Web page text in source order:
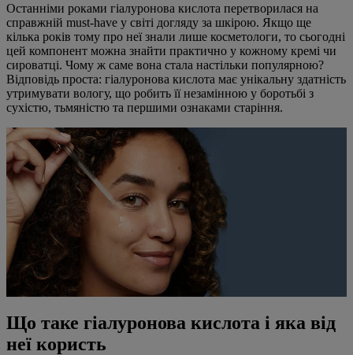
Останніми роками гіалуронова кислота перетворилася на
справжній must-have у світі догляду за шкірою. Якщо ще
кілька років тому про неї знали лише косметологи, то сьогодні
цей компонент можна знайти практично у кожному кремі чи
сироватці. Чому ж саме вона стала настільки популярною?
Відповідь проста: гіалуронова кислота має унікальну здатність
утримувати вологу, що робить її незамінною у боротьбі з
сухістю, тьмяністю та першими ознаками старіння.
Що таке гіалуронова кислота і яка від
неї користь